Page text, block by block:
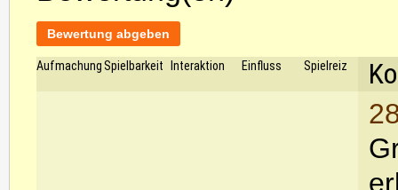
Bewertung abgeben
Aufmachung Spielbarkeit Interaktion Einfluss Spielreiz